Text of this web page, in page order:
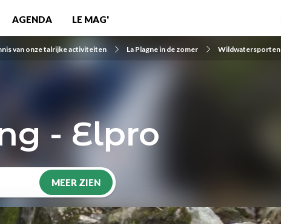
AGENDA LE MAG'
van onze talrijke activiteiten La Plagne in de zomer Wildwatersporten
- Elpro
MEER ZIEN